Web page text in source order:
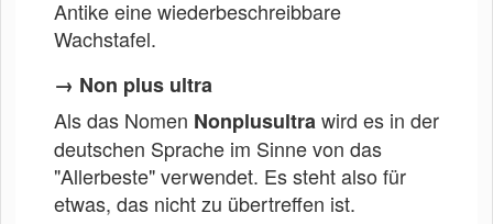
Antike eine wiederbeschreibbare
Wachstafel.
→ Non plus ultra
Als das Nomen Nonplusultrawird es in der
deutschen Sprache im Sinne von das
"Allerbeste" verwendet. Es steht also für
etwas, das nicht zu übertreffen ist.